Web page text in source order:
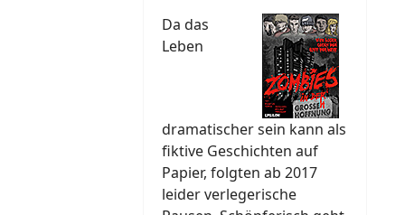
Da das
Leben
dramatischer sein kann als
fiktive Geschichten auf
Papier, folgten ab 2017
leider verlegerische